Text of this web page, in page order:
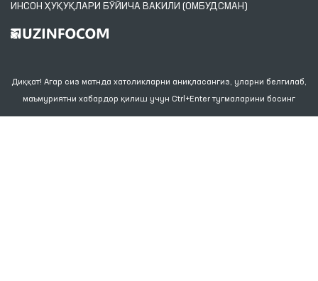
ИНСОН ҲУҚУҚЛАРИ БЎЙИЧА ВАКИЛИ (ОМБУДСМАН)
Диққат! Агар сиз матнда хатоликларни аниқласангиз, уларни белгилаб,
маъмуриятни хабардор қилиш учун Ctrl+Enter тугмаларини босинг